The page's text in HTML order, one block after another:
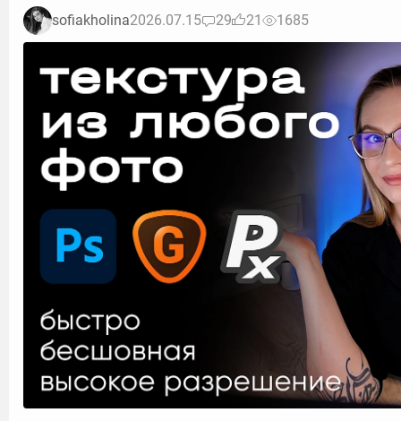
sofiakholina2026.07.15 29 21 1685